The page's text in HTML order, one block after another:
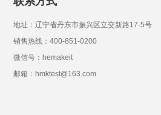
地址：辽宁省丹东市振兴区立交新路17-5号
销售热线：400-851-0200
微信号：hemakeit
邮箱：hmktest@163.com